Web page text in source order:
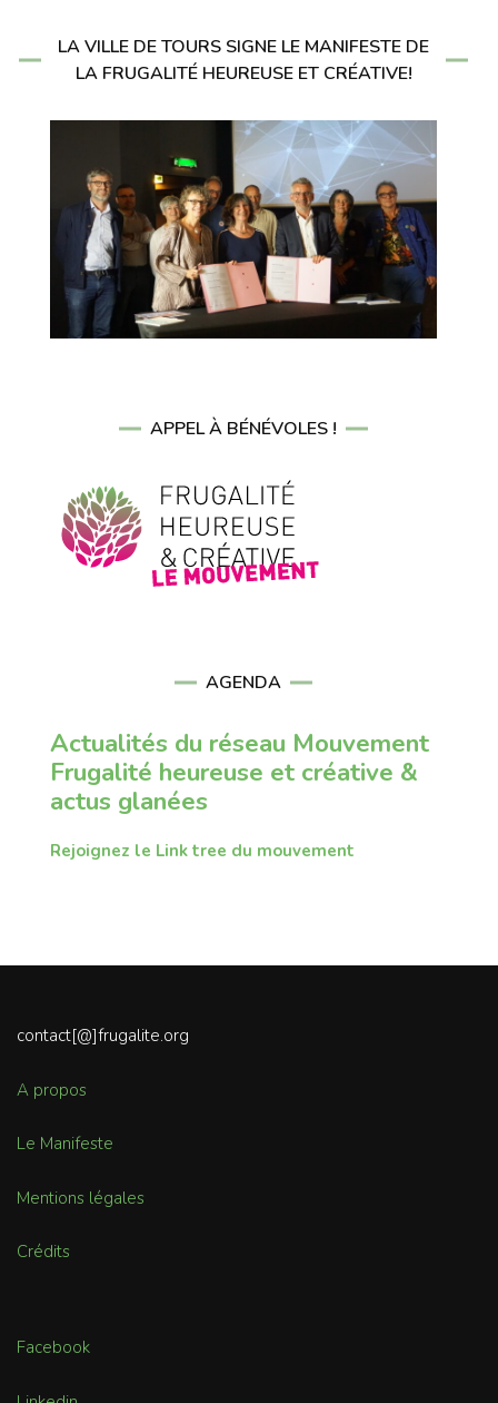
LA VILLE DE TOURS SIGNE LE MANIFESTE DE
LA FRUGALITÉ HEUREUSE ET CRÉATIVE!
APPEL À BÉNÉVOLES !
AGENDA
Actualités du réseau Mouvement
Frugalité heureuse et créative &
actus glanées
Rejoignez le Link tree du mouvement
contact[@]frugalite.org
A propos
Le Manifeste
Mentions légales
Crédits
Facebook